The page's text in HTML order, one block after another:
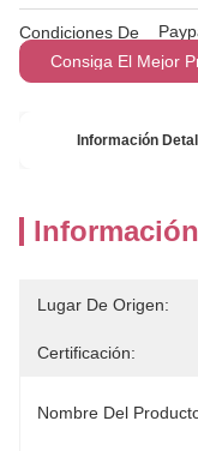
Condiciones De
Pago:Consiga El Mejor
Información
Lugar De Origen:
Certificación:
Nombre Del